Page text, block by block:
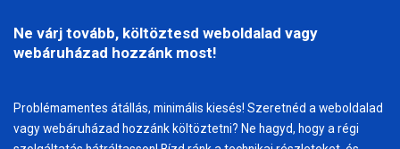
Ne várj tovább, költöztesd weboldalad vagy
webáruházad hozzánk most!
Problémamentes átállás, minimális kiesés! Szeretnéd a weboldalad
vagy webáruházad hozzánk költöztetni? Ne hagyd, hogy a régi